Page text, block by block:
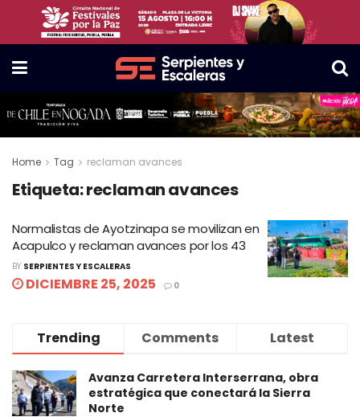
Home Tag reclaman avances
Etiqueta:reclaman avances
Normalistas de Ayotzinapa se movilizan en
Acapulco y reclaman avances por los 43
BY SERPIENTES Y ESCALERAS
DICIEMBRE 25, 2025 0
Trending Comments Latest
Avanza Carretera Interserrana, obra
estratégica que conectará la Sierra
Norte